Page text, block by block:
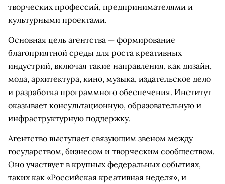
творческих профессий, предпринимателями и
культурными проектами.
Основная цель агентства — формирование
благоприятной среды для роста креативных
индустрий, включая такие направления, как дизайн,
мода, архитектура, кино, музыка, издательское дело
и разработка программного обеспечения. Институт
оказывает консультационную, образовательную и
инфраструктурную поддержку.
Агентство выступает связующим звеном между
государством, бизнесом и творческим сообществом.
Оно участвует в крупных федеральных событиях,
таких как «Российская креативная неделя», и